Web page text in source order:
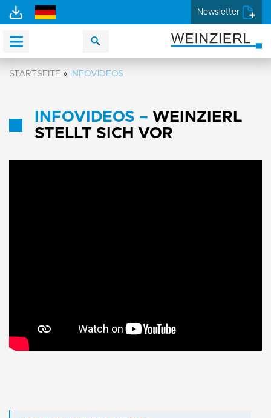
Newsletter
STARTSEITE » INFOVIDEOS
INFOVIDEOS – WEINZIERL
STELLT SICH VOR